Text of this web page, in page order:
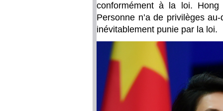
conformément à la loi.
Personne n’a de privilèges
inévitablement punie par la loi.